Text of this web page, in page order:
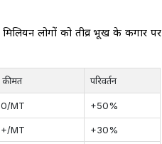
लोगों को तीव्र भूख के कगार पर
कीमत परिवर्तन
MT +50%
MT +30%